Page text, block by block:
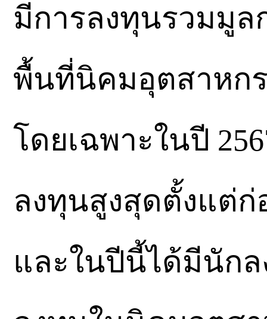
มีการลงทุนรวมมูล
พื้นที่นิคมอุตสาหกร
โดยเฉพาะในปี
ลงทุนสูงสุดตั้งแต่
และในปีนี้ได้มีนัก